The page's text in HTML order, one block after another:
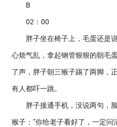
B
02：00
胖子坐在椅子上，毛蛋还是说
心烦气乱，拿起钢管狠狠的朝毛
了声，胖子朝三猴子踢了两脚，
有人都吓一跳。
胖子接通手机，没说两句，脸
猴子：“你给老子看好了，一定问